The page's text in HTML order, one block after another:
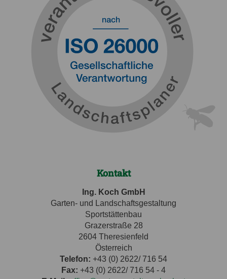
Kontakt
Ing. Koch GmbH
Garten- und Landschaftsgestaltung
Sportstättenbau
Grazerstraße 28
2604 Theresienfeld
Österreich
Telefon: +43 (0) 2622/ 716 54
Fax: +43 (0) 2622/ 716 54 - 4